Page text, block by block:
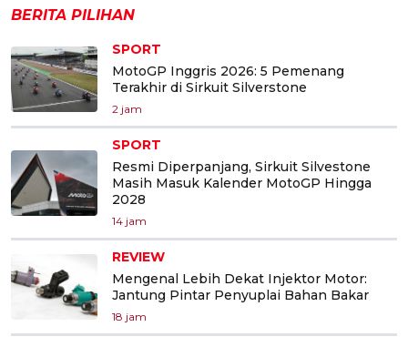
BERITA PILIHAN
SPORT
MotoGP Inggris 2026: 5 Pemenang
Terakhir di Sirkuit Silverstone
2 jam
SPORT
Resmi Diperpanjang, Sirkuit Silvestone
Masih Masuk Kalender MotoGP Hingga
2028
14 jam
REVIEW
Mengenal Lebih Dekat Injektor Motor:
Jantung Pintar Penyuplai Bahan Bakar
18 jam